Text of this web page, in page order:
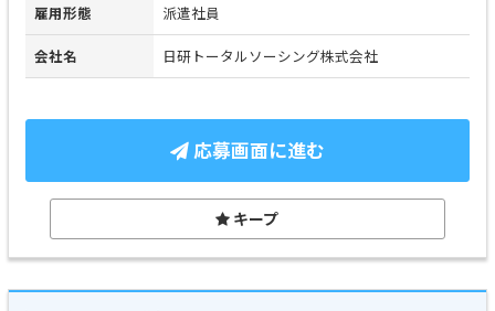
雇用形態 派遣社員
会社名 日研トータルソーシング株式会社
応募画面に進む
キープ